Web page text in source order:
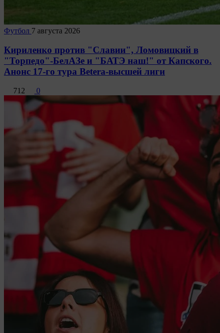
Футбол 7 августа 2026
Кириленко против "Славии", Ломовицкий в
"Торпедо"-БелАЗе и "БАТЭ наш!" от Капского.
Анонс 17-го тура Betera-высшей лиги
712 0